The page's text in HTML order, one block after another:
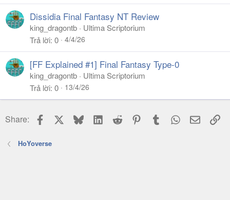
Dissidia Final Fantasy NT Review
king_dragontb
Ultima Scriptorium
Trả lời 0 4/4/26
[FF Explained #1] Final Fantasy Type-0
king_dragontb
Ultima Scriptorium
Trả lời 0 13/4/26
Share: Facebook BlueskyLinkedIn
Reddit PinterestTumblr WhatsApp
Email
HoYoverse